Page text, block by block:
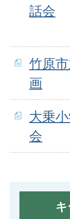
話会
竹原
画
大乗
会